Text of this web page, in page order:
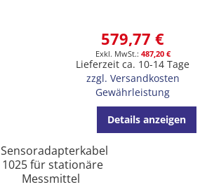
579,77 €
487,20 €
Lieferzeit ca. 10-14 Tage
zzgl. Versandkosten
Gewährleistung
Details anzeigen
Sensoradapterkabel
1025 für stationäre
Messmittel